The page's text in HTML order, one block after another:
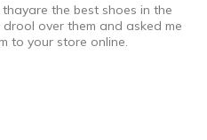
the best shoes in the
over them and asked me
to your store online.